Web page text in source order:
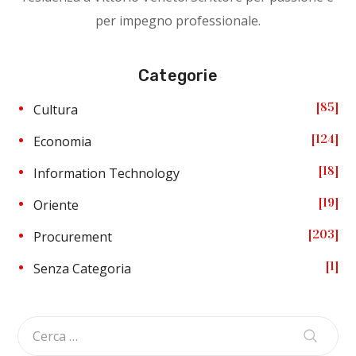
per impegno professionale.
Categorie
Cultura 85
Economia 124
Information Technology 18
Oriente 19
Procurement 203
Senza Categoria 1